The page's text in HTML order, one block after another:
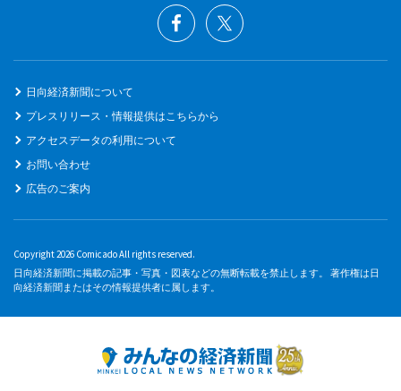
日向経済新聞について
プレスリリース・情報提供はこちらから
アクセスデータの利用について
お問い合わせ
広告のご案内
Copyright 2026 Comicado All rights reserved.
日向経済新聞に掲載の記事・写真・図表などの無断転載を禁止します。 著作権は日
向経済新聞またはその情報提供者に属します。